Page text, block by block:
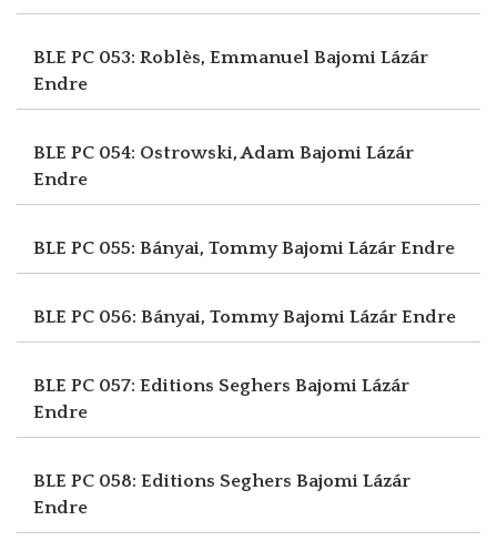
BLE PC 053: Roblès, Emmanuel Bajomi Lázár
Endre
BLE PC 054: Ostrowski, Adam Bajomi Lázár
Endre
BLE PC 055: Bányai, TommyBajomi Lázár Endre
BLE PC 056: Bányai, TommyBajomi Lázár Endre
BLE PC 057: Editions Seghers Bajomi Lázár
Endre
BLE PC 058: Editions Seghers Bajomi Lázár
Endre